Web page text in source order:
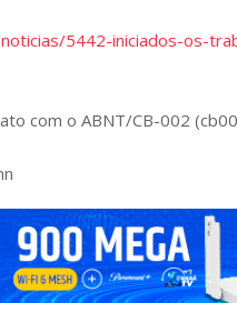
5442-iniciados-os-
com o ABNT/CB-002